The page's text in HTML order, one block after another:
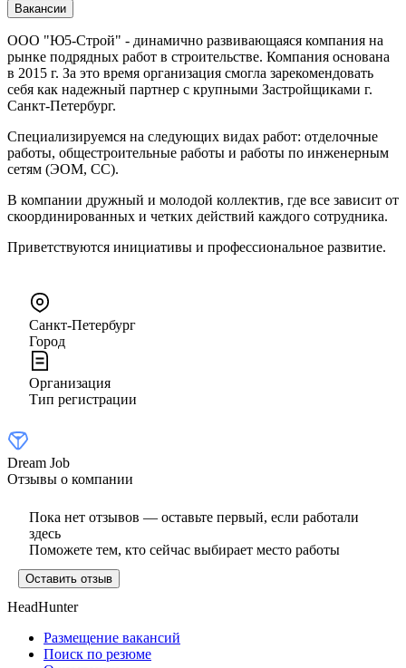
Вакансии
ООО "Ю5-Строй" - динамично развивающаяся компания на
рынке подрядных работ в строительстве. Компания основана
в 2015 г. За это время организация смогла зарекомендовать
себя как надежный партнер с крупными Застройщиками г.
Санкт-Петербург.
Специализируемся на следующих видах работ: отделочные
работы, общестроительные работы и работы по инженерным
сетям (ЭОМ, СС).
В компании дружный и молодой коллектив, где все зависит от
скоординированных и четких действий каждого сотрудника.
Приветствуются инициативы и профессиональное развитие.
Санкт-Петербург
Город
Организация
Тип регистрации
Dream Job
Отзывы о компании
Пока нет отзывов — оставьте первый, если работали
здесь
Поможете тем, кто сейчас выбирает место работы
Оставить отзыв
HeadHunter
Размещение вакансий
Поиск по резюме